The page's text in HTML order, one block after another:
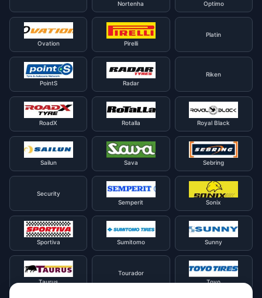
Nortenha
Optimo
Ovation Pirelli
Platin
PointS Radar
Riken
RoadX Rotalla Royal Black
Sailun Sava Sebring
Security
Semperit
Sonix
Sportiva Sumitomo Sunny
Taurus
Tourador
Toyo